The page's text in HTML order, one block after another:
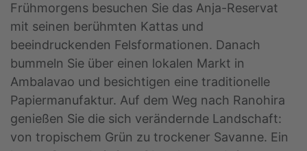
Frühmorgens besuchen Sie das Anja-Reservat
mit seinen berühmten Kattas und
beeindruckenden Felsformationen. Danach
bummeln Sie über einen lokalen Markt in
Ambalavao und besichtigen eine traditionelle
Papiermanufaktur. Auf dem Weg nach Ranohira
genießen Sie die sich verändernde Landschaft:
von tropischem Grün zu trockener Savanne. Ein